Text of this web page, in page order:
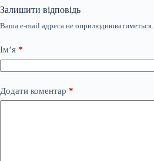
Залишити відповідь
Ваша e-mail адреса не оприлюднюватиметься.
Ім’я *
Додати коментар *